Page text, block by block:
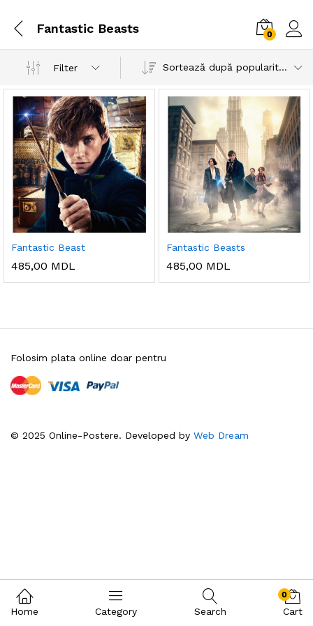
Fantastic Beasts 0
Filter Sortează după popularitatea vânzărilor
Fantastic Beast
485,00 MDL
Fantastic Beasts
485,00 MDL
© 2025 Online-Postere. Developed by Web Dream
Folosim plata online doar pentru
Home Category Search
0
Cart